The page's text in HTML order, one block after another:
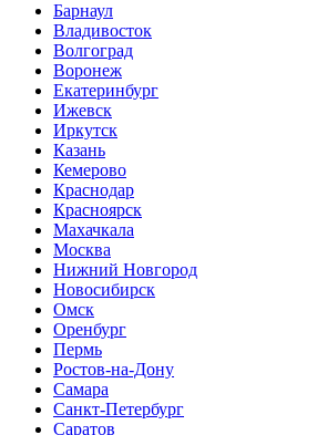
Барнаул
Владивосток
Волгоград
Воронеж
Екатеринбург
Ижевск
Иркутск
Казань
Кемерово
Краснодар
Красноярск
Махачкала
Москва
Нижний Новгород
Новосибирск
Омск
Оренбург
Пермь
Ростов-на-Дону
Самара
Санкт-Петербург
Саратов